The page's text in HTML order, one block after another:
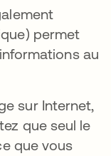
permet
au
sur Internet,
que seul le
que vous